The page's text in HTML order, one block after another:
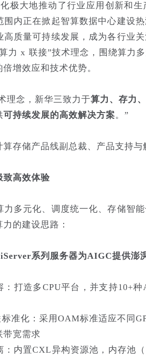
极大地推动了行业应用创新和
围内正在掀起智算数据中心建设
高质量可持续发展，成为各行业
力 x 联接”技术理念，围绕算力
增效应和技术优势。
理念，新华三致力于算力、存力
可持续发展的高效解决方案。”
存储产品线副总裁、产品支持与
致高效体验
力多元化、调度统一化、存储智
的建设思路：
系列服务器为AIGC提供澎
打造多CPU平台，并支持10+
准化：采用OAM标准适应不同
带宽需求
内置CXL异构资源池，内存池